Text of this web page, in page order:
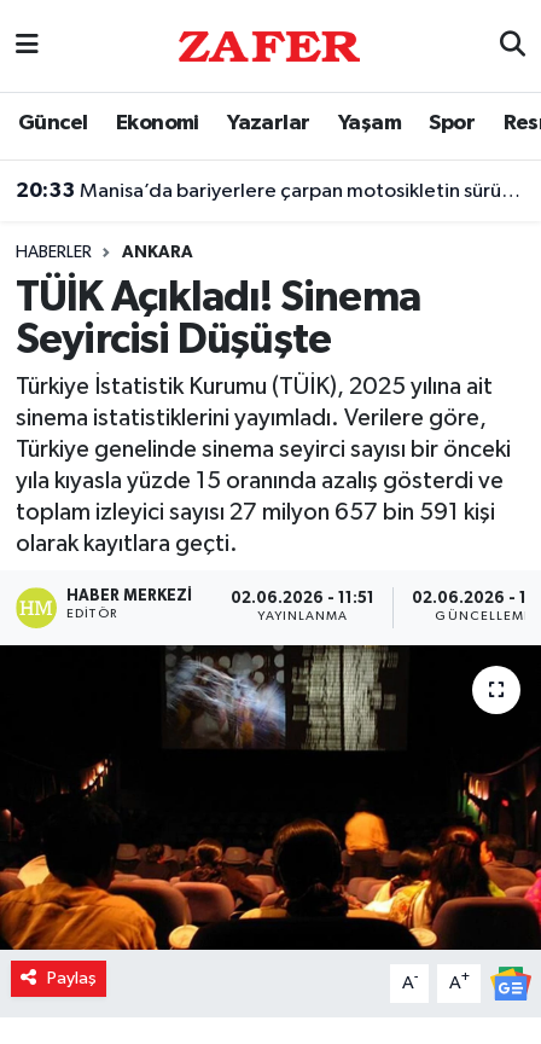
Güncel Ekonomi Yazarlar Yaşam Spor
20:33 Manisa’da bariyerlere çarpan motosikletin sürücüsü öldü
HABERLER ANKARA
TÜİK Açıkladı! Sinema
Seyircisi Düşüşte
Türkiye İstatistik Kurumu (TÜİK), 2025 yılına ait
sinema istatistiklerini yayımladı. Verilere göre,
Türkiye genelinde sinema seyirci sayısı bir önceki
yıla kıyasla yüzde 15 oranında azalış gösterdi ve
toplam izleyici sayısı 27 milyon 657 bin 591 kişi
olarak kayıtlara geçti.
HABER MERKEZI
EDITÖR
02.06.2026 - 11:51
YAYINLANMA
02.06.2026 -
GÜNCELLEME
Paylaş A- A+
Nöbetçi Eczaneler
Trafik Durumu
Süper Lig Puan Durumu ve Fikstür
Tüm Manşetler
Son Dakika Haberleri
Haber Arşivi